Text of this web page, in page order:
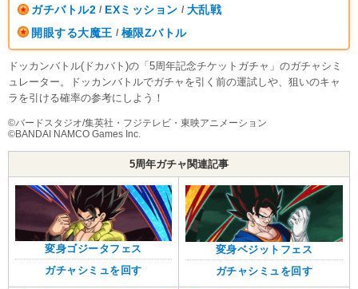
ガチバトル2 / EXミッション / 大乱戦
開眼する大魔王 / 極限Zバトル
ドッカンバトル(ドカバト)の「5周年記念チケットガチャ」のガチャシミ
ュレーター。ドッカンバトルでガチャを引く前の運試しや、狙いのキャ
ラを引ける確率の参考にしよう！
©︎バードスタジオ/集英社・フジテレビ・東映アニメーション
©︎BANDAI NAMCO Games Inc.
5周年ガチャ関連記事
変身ゴジータフェス
ガチャシミュを回す
変身ベジットフェス
ガチャシミュを回す